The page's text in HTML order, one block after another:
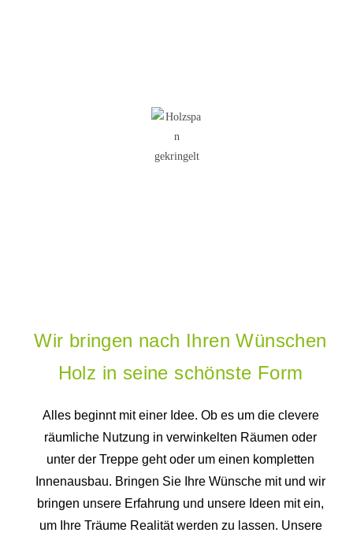
Wir bringen nach Ihren Wünschen
Holz in seine schönste Form
Alles beginnt mit einer Idee. Ob es um die clevere
räumliche Nutzung in verwinkelten Räumen oder
unter der Treppe geht oder um einen kompletten
Innenausbau. Bringen Sie Ihre Wünsche mit und wir
bringen unsere Erfahrung und unsere Ideen mit ein,
um Ihre Träume Realität werden zu lassen. Unsere